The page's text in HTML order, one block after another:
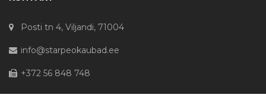
Posti tn 4, Viljandi, 71004
info@starpeokaubad.ee
+372 56 848 748